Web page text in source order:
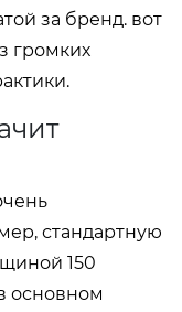
за бренд. вот
громких
стандартную
150
основном